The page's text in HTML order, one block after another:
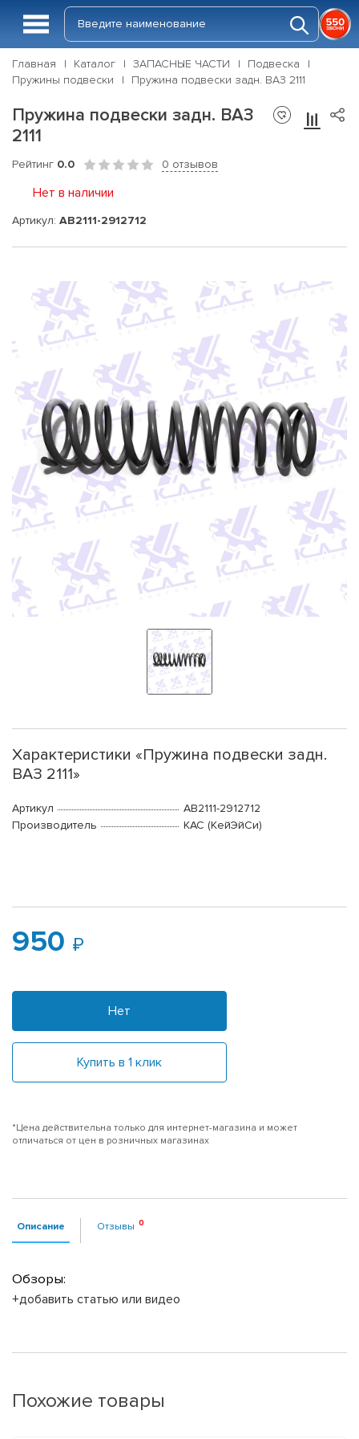
Главная Каталог ЗАПАСНЫЕ ЧАСТИ
Подвеска
Пружины подвески
Пружина подвески задн. ВАЗ 2111
Пружина подвески задн. ВАЗ
2111
Рейтинг 0.0 0 отзывов
Нет в наличии
Артикул: АВ2111-2912712
Характеристики «Пружина подвески задн.
ВАЗ 2111»
Артикул
АВ2111-2912712
Производитель
КАС (КейЭйСи)
950
Нет
Купить в 1 клик
*Цена действительна только для интернет-магазина и может
отличаться от цен в розничных магазинах
Описание Отзывы
Обзоры:
+добавить статью или видео
Похожие товары